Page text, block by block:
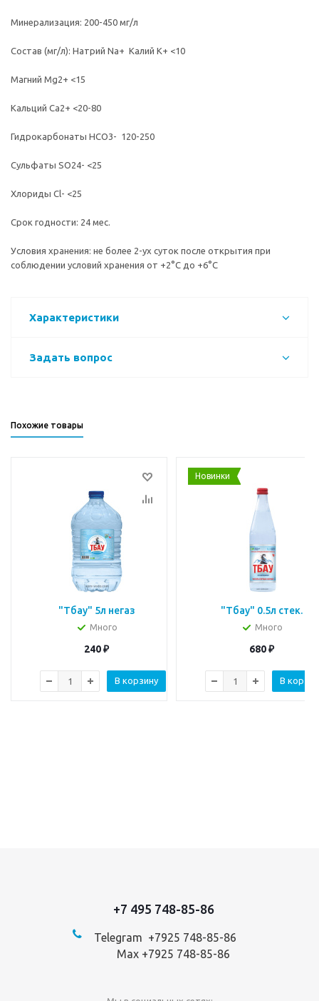
Минерализация: 200-450 мг/л
Состав (мг/л): Натрий Na+ Калий K+ <10
Магний Mg2+ <15
Кальций Ca2+ <20-80
Гидрокарбонаты HCO3- 120-250
Сульфаты SO24- <25
Хлориды Cl- <25
Срок годности: 24 мес.
Условия хранения: не более 2-ух суток после открытия при
соблюдении условий хранения от +2°C до +6°C
Характеристики
Задать вопрос
Похожие товары
"Тбау" 5л негаз
Много
240₽
В корзину
Новинки
"Тбау" 0.5л стек.
Много
680₽
В
+7 495 748-85-86
Telegram +7925 748-85-86
Max +7925 748-85-86